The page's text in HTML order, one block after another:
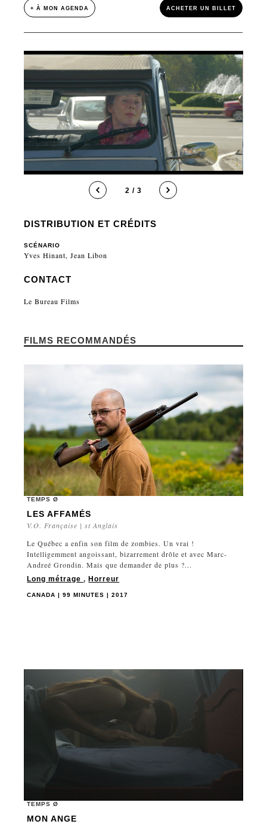
+ À MON AGENDA ACHETER UN BILLET
2 / 3
DISTRIBUTION ET CRÉDITS
SCÉNARIO
Yves Hinant, Jean Libon
CONTACT
Le Bureau Films
FILMS RECOMMANDÉS
TEMPS Ø
LES AFFAMÉS
V.O. Française | st Anglais
Le Québec a enfin son film de zombies. Un vrai !
Intelligemment angoissant, bizarrement drôle et avec Marc-
Andreé Grondin. Mais que demander de plus ?...
Long métrage,Horreur
CANADA | 99 MINUTES | 2017
TEMPS Ø
MON ANGE